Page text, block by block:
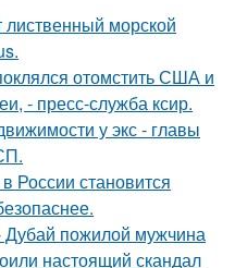
морской
отомстить США и
- пресс-служба ксир.
у экс - главы
России становится
пожилой мужчина
настоящий скандал